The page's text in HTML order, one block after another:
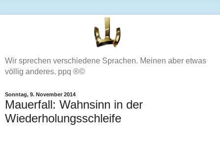
Wir sprechen verschiedene Sprachen. Meinen aber etwas
völlig anderes. ppq ®©
Sonntag, 9. November 2014
Mauerfall: Wahnsinn in der
Wiederholungsschleife